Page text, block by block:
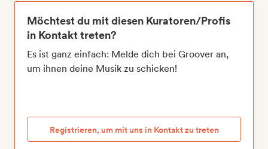
Möchtest du mit diesen Kuratoren/Profis
in Kontakt treten?
Es ist ganz einfach: Melde dich bei Groover an,
um ihnen deine Musik zu schicken!
Registrieren, um mit uns in Kontakt zu treten